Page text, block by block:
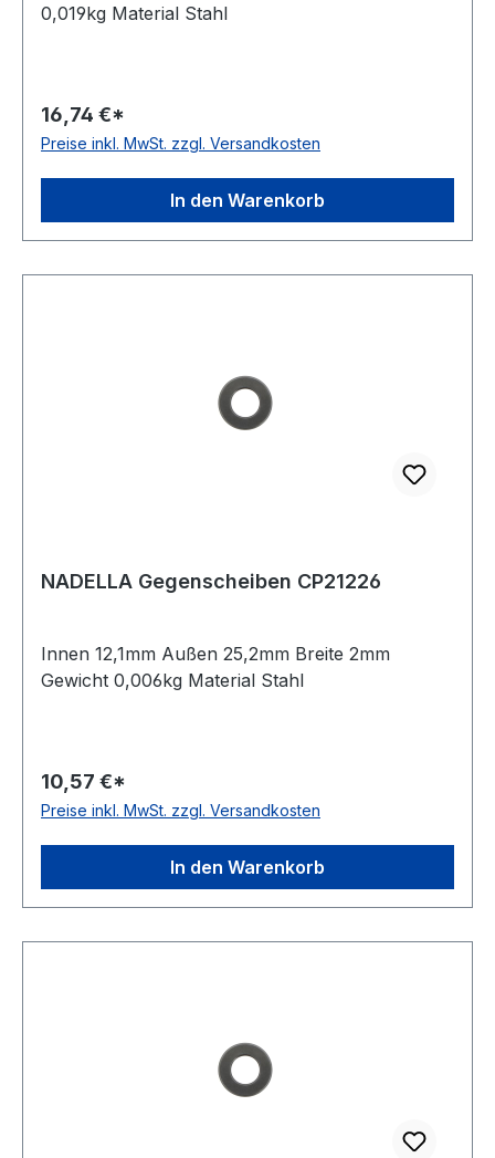
0,019kg Material Stahl
16,74 €*
Preise inkl. MwSt. zzgl. Versandkosten
In den Warenkorb
NADELLA Gegenscheiben CP21226
Innen 12,1mm Außen 25,2mm Breite 2mm
Gewicht 0,006kg Material Stahl
10,57 €*
Preise inkl. MwSt. zzgl. Versandkosten
In den Warenkorb